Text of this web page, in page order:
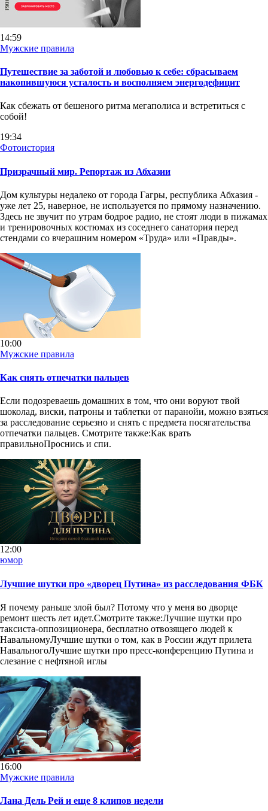
14:59
Мужские правила
Путешествие за заботой и любовью к себе: сбрасываем
накопившуюся усталость и восполняем энергодефицит
Как сбежать от бешеного ритма мегаполиса и встретиться с
собой!
19:34
Фотоистория
Призрачный мир. Репортаж из Абхазии
Дом культуры недалеко от города Гагры, республика Абхазия -
уже лет 25, наверное, не используется по прямому назначению.
Здесь не звучит по утрам бодрое радио, не стоят люди в пижамах
и тренировочных костюмах из соседнего санатория перед
стендами со вчерашним номером «Труда» или «Правды».
10:00
Мужские правила
Как снять отпечатки пальцев
Если подозреваешь домашних в том, что они воруют твой
шоколад, виски, патроны и таблетки от паранойи, можно взяться
за расследование серьезно и снять с предмета посягательства
отпечатки пальцев. Смотрите также:Как врать
правильноПроснись и спи.
12:00
юмор
Лучшие шутки про «дворец Путина» из расследования ФБК
Я почему раньше злой был? Потому что у меня во дворце
ремонт шесть лет идет.Смотрите также:Лучшие шутки про
таксиста-оппозиционера, бесплатно отвозящего людей к
НавальномуЛучшие шутки о том, как в России ждут прилета
НавальногоЛучшие шутки про пресс-конференцию Путина и
слезание с нефтяной иглы
16:00
Мужские правила
Лана Дель Рей и еще 8 клипов недели